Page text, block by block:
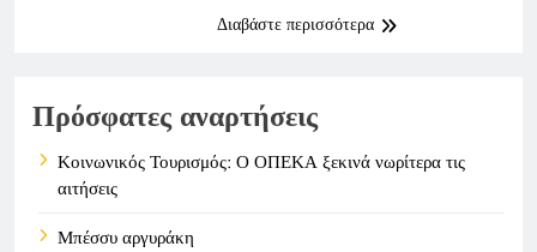
Διαβάστε περισσότερα
Πρόσφατες αναρτήσεις
Κοινωνικός Τουρισμός: Ο ΟΠΕΚΑ ξεκινά νωρίτερα τις
αιτήσεις
Μπέσσυ αργυράκη